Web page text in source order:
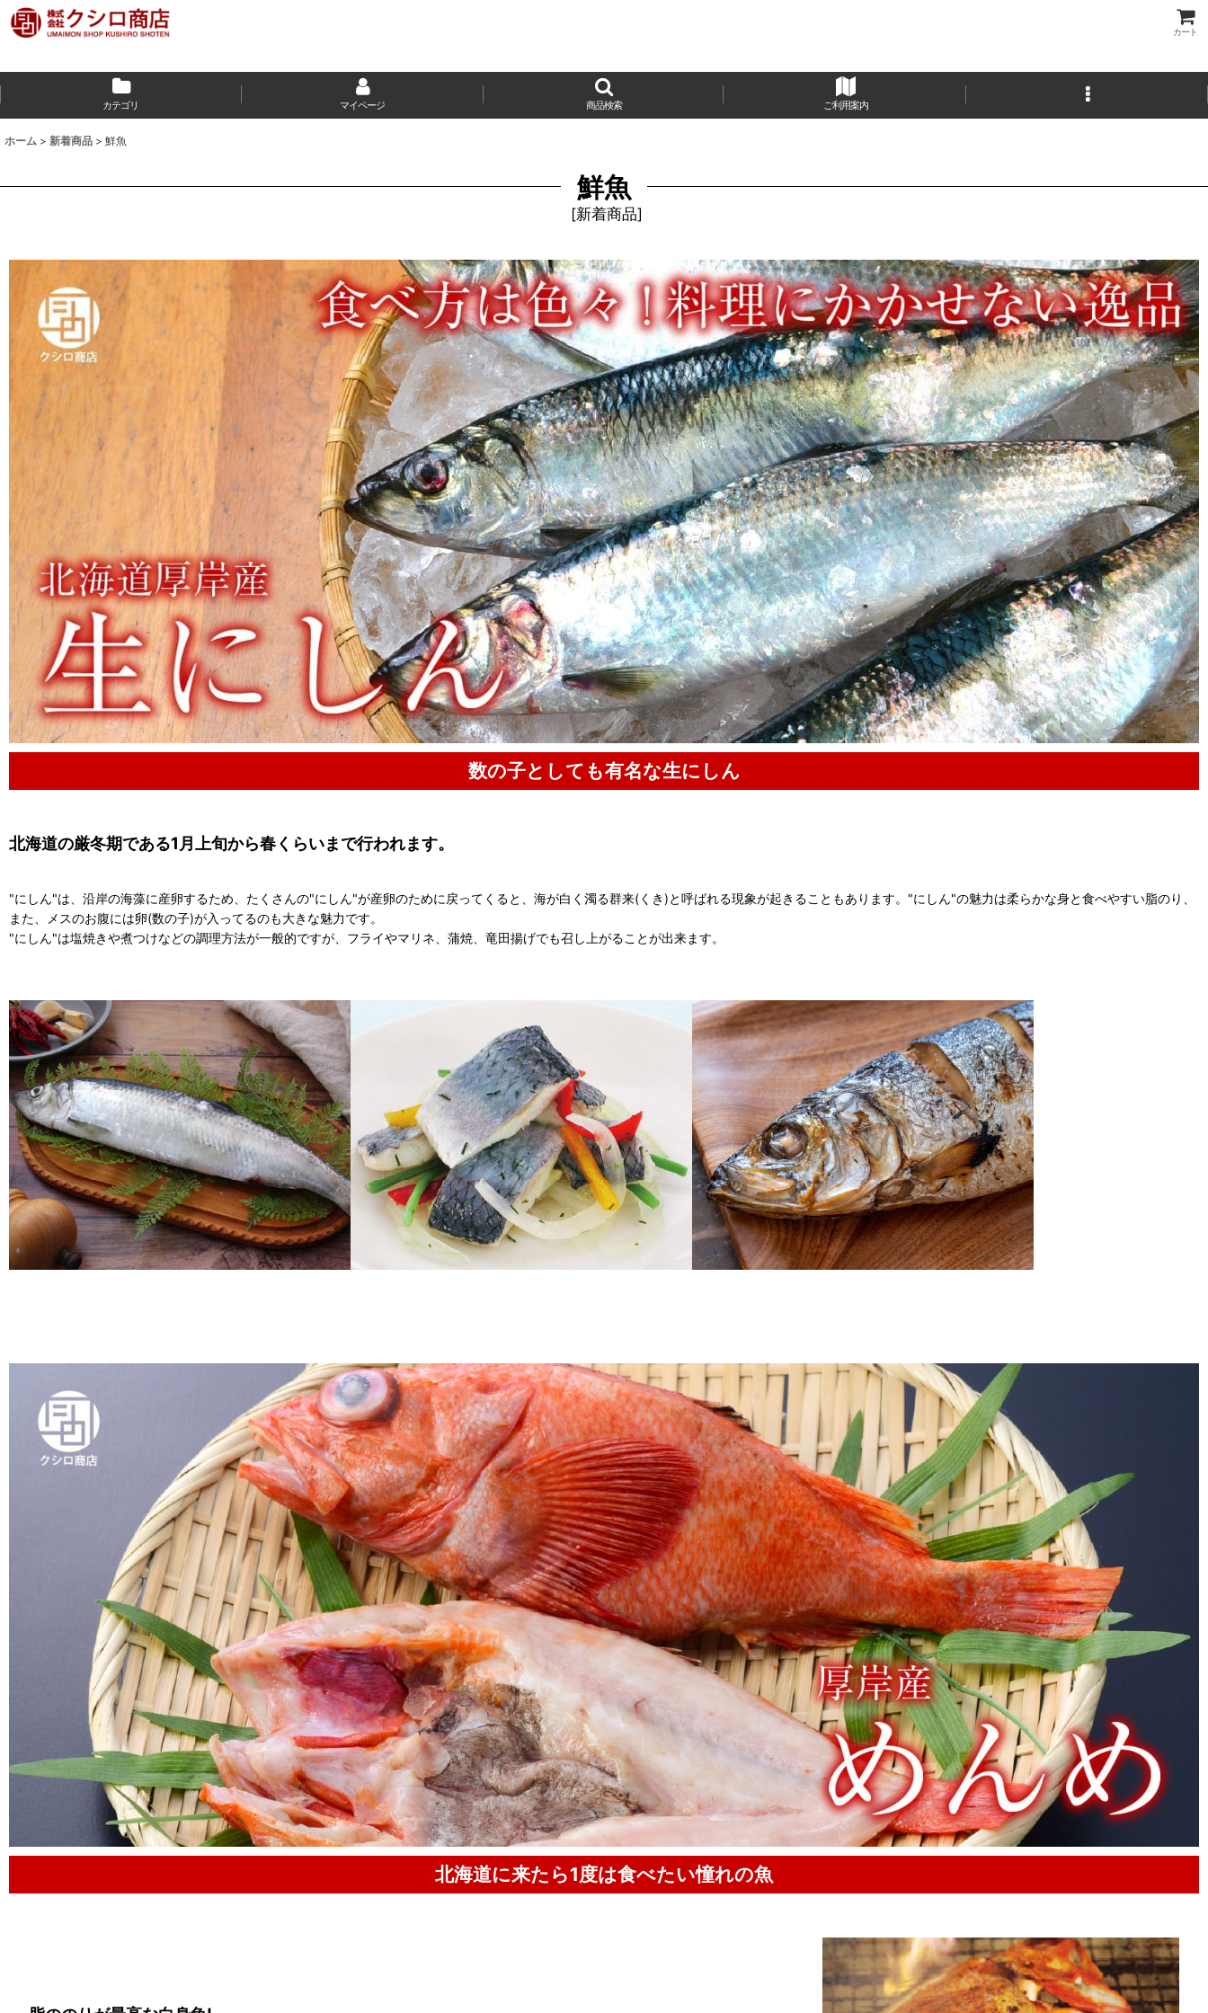
カート
カテゴリ マイページ 商品検索 ご利用案内
ホーム > 新着商品 > 鮮魚
鮮魚
[新着商品]
数の子としても有名な生にしん
北海道の厳冬期である1月上旬から春くらいまで行われます。
"にしん"は、沿岸の海藻に産卵するため、たくさんの"にしん"が産卵のために戻ってくると、海が白く濁る群来(くき)と呼ばれる現象が起きることもあります。"にしん"の魅力は柔らかな身と食べやすい脂のり、
また、メスのお腹には卵(数の子)が入ってるのも大きな魅力です。
"にしん"は塩焼きや煮つけなどの調理方法が一般的ですが、フライやマリネ、蒲焼、竜田揚げでも召し上がることが出来ます。
北海道に来たら1度は食べたい憧れの魚